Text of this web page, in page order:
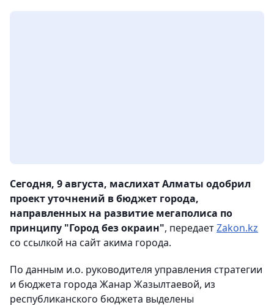
Сегодня, 9 августа, маслихат Алматы одобрил
проект уточнений в бюджет города,
направленных на развитие мегаполиса по
принципу "Город без окраин", передаетZakon.kz
со ссылкой на сайт акима города.
По данным и.о. руководителя управления стратегии
и бюджета города Жанар Жазылтаевой, из
республиканского бюджета выделены